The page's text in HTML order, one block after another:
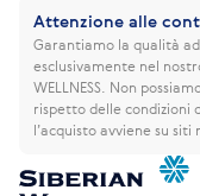
Attenzione alle
Garantiamo la qualità
esclusivamente nel
WELLNESS. Non
rispetto delle condizioni
l’acquisto avviene su